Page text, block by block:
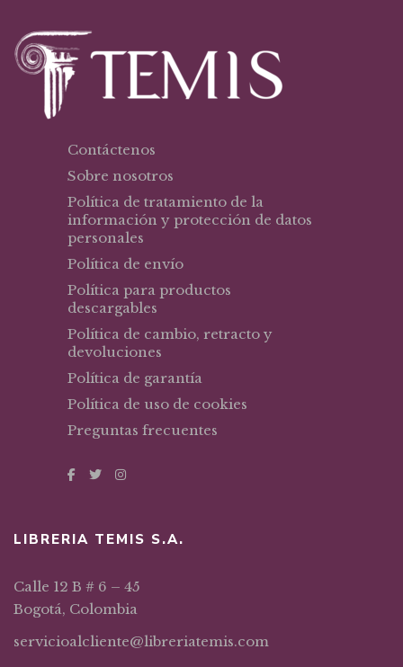
Contáctenos
Sobre nosotros
Política de tratamiento de la
información y protección de datos
personales
Política de envío
Política para productos
descargables
Política de cambio, retracto y
devoluciones
Política de garantía
Política de uso de cookies
Preguntas frecuentes
LIBRERIA TEMIS S.A.
Calle 12 B # 6 – 45
Bogotá, Colombia
servicioalcliente@libreriatemis.com